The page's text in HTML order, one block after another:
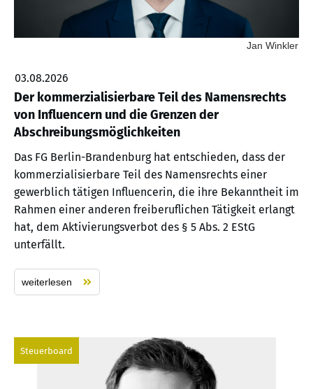
Jan Winkler
03.08.2026
Der kommerzialisierbare Teil des Namensrechts
von Influencern und die Grenzen der
Abschreibungsmöglichkeiten
Das FG Berlin-Brandenburg hat entschieden, dass der
kommerzialisierbare Teil des Namensrechts einer
gewerblich tätigen Influencerin, die ihre Bekanntheit im
Rahmen einer anderen freiberuflichen Tätigkeit erlangt
hat, dem Aktivierungsverbot des § 5 Abs. 2 EStG
unterfällt.
weiterlesen
Steuerboard